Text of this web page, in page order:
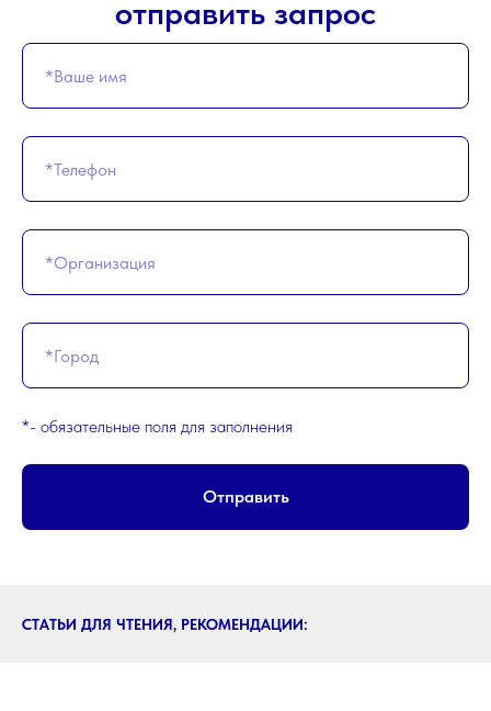
отправить запрос
*- обязательные поля для заполнения
Отправить
СТАТЬИ ДЛЯ ЧТЕНИЯ, РЕКОМЕНДАЦИИ: